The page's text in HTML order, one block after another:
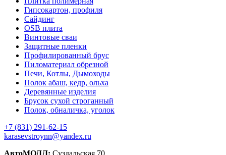
Гипсокартон, профиля
Сайдинг
OSB плита
Винтовые сваи
Защитные пленки
Профилированный брус
Пиломатериал обрезной
Печи, Котлы, Дымоходы
Полок абаш, кедр, ольха
Деревянные изделия
Брусок сухой строганный
Полок, обналичка, уголок
+7 (831) 291-62-15
karasevstroynn@yandex.ru